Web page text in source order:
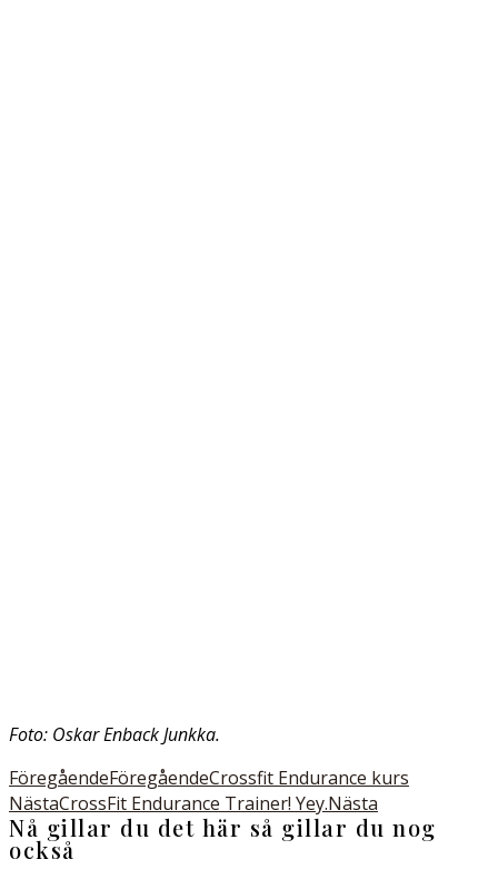
Foto: Oskar Enback Junkka.
FöregåendeFöregåendeCrossfit Endurance kurs
NästaCrossFit Endurance Trainer! Yey.Nästa
Nå gillar du det här så gillar du nog
också